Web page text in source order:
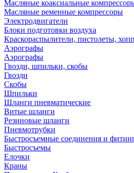
Масляные коаксиальные
Масляные ременные компрессоры
Электродвигатели
Блоки подготовки воздуха
Краскораспылители, пистолеты,
Аэрографы
Аэрографы
Гвозди, шпильки, скобы
Гвозди
Скобы
Шпильки
Шланги пневматические
Витые шланги
Резиновые шланги
Пневмотрубки
Быстросъемные соединения и
Быстросъемы
Елочки
Краны